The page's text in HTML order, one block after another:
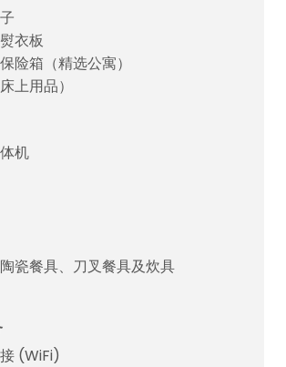
衣板
险箱（精选公寓）
上用品）
机
瓷餐具、刀叉餐具及炊具
(WiFi)